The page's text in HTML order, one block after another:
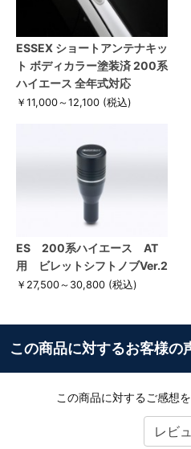
ESSEX ショートアンテナキッ
ト ボディカラー塗装済 200系
ハイエース 全年式対応
￥11,000～12,100 (税込)
ES 200系ハイエース AT
用 ビレットシフトノブVer.2
￥27,500～30,800 (税込)
この商品に対するお客様の
この商品に対するご感想
レビ